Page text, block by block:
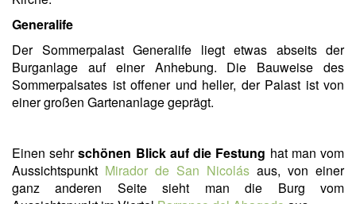
Generalife
Der Sommerpalast Generalife liegt etwas abseits der
Burganlage auf einer Anhebung. Die Bauweise des
Sommerpalsates ist offener und heller, der Palast ist von
einer großen Gartenanlage geprägt.
Einen sehrschönen Blick auf die Festung hat man vom
Aussichtspunkt Mirador de San Nicolás aus, von einer
ganz anderen Seite sieht man die Burg vom